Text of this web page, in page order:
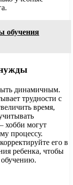
обучения
динамичным.
трудности с
время,
хобби могут
процессу.
его в
ребенка, чтобы